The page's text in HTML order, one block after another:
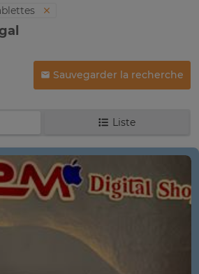
Sauvegarder la recherche
Liste